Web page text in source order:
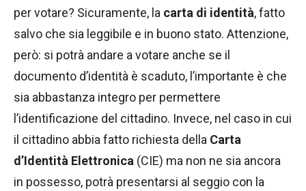
per votare? Sicuramente, la carta di identità, fatto
salvo che sia leggibile e in buono stato. Attenzione,
però: si potrà andare a votare anche se il
documento d’identità è scaduto, l’importante è che
sia abbastanza integro per permettere
l’identificazione del cittadino. Invece, nel caso in cui
il cittadino abbia fatto richiesta della Carta
d’Identità Elettronica (CIE) ma non ne sia ancora
in possesso, potrà presentarsi al seggio con la